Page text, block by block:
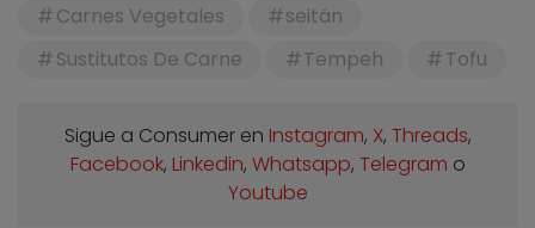
Carnes Vegetales
seitán
Sustitutos De Carne
Tempeh Tofu
Sigue a Consumer en Instagram, X, Threads,
Facebook, Linkedin, Whatsapp, Telegram o
Youtube